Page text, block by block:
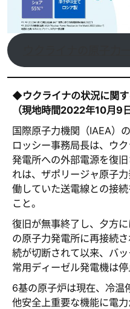
◆ウクライナの状況に関
（現地時間2022年10月9
国際原子力機関（IAEA）
ロッシー事務局長は、ウ
発電所への外部電源を復
れは、ザポリージャ原子
働していた送電線との接
こと。
復旧が無事終了し、夕方
の原子力発電所に再接続
続が切断されて以来、バ
常用ディーゼル発電機は停
6基の原子炉は現在、冷温
他安全上重要な機能に電力